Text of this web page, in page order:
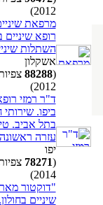
2012)
מרפאת
רופא שיניים
השתלות
אשקלון
(
88288
2012)
ד"ר רמזי
בתל אביב.
עזרה
יפו
(
78271
2014)
"דוקטור
שיניים